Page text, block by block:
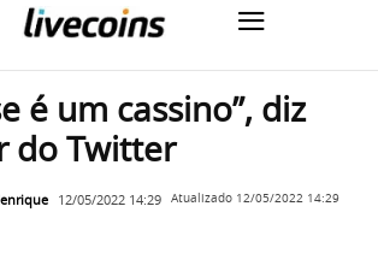
é um cassino”, diz
do Twitter
12/05/2022 14:29 Atualizado 12/05/2022 14:29